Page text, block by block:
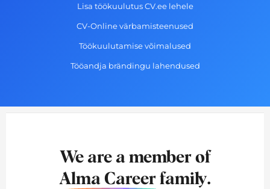
Lisa töökuulutus CV.ee lehele
CV-Online värbamisteenused
Töökuulutamise võimalused
Tööandja brändingu lahendused
We are a member of
Alma Career family.